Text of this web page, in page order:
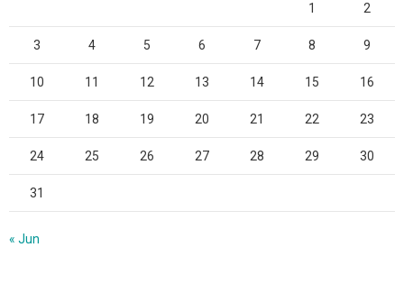
1 2
3 4 5 6 7 8 9
10 11 12 13 14 15 16
17 18 19 20 21 22 23
24 25 26 27 28 29 30
31
« Jun